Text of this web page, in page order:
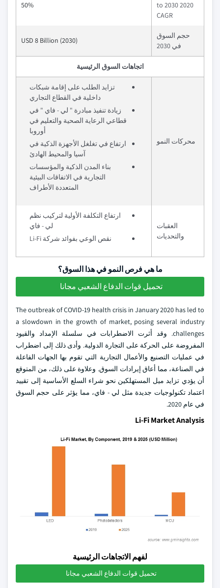
2020 to 2030
CAGR
50%
حجم السوق
في 2030
USD 8 Billion (2030)
اتجاهات السوق الرئيسية
محركات النمو
تزايد الطلب على إقامة شبكات
داخلية في القطاع التجاري
زيادة تنفيذ مبادرة " لي - فاي " في
قطاعي الرعاية الصحية والتعليم في
أوروبا
ارتفاع في تغلغل الأجهزة الذكية في
آسيا والمحيط الهادئ
بناء المدن الذكية والمؤسسات
التجارية في الاتفاقات البيئية
المتعددة الأطراف
العقبات
والتحديات
ارتفاع التكلفة الأولية لتركيب نظم
لي - فاي
نقص الوعي بفوائد شركة Li-Fi
ما هي فرص النمو في هذا السوق؟
تحميل قوات الدفاع الشعبي مجانا
The outbreak of COVID-19 health crisis in January 2020 has led to
a slowdown in the growth of market, posing several industry
challenges. وقد أثرت الاضطرابات في سلسلة الإمداد والقيود
المفروضة على الحركة على التجارة الدولية. وأدى ذلك إلى اضطراب
في عمليات التصنيع والأعمال التجارية التي تقوم بها الجهات الفاعلة
في الصناعة، مما أعاق إيرادات السوق. وعلاوة على ذلك، من المتوقع
أن يؤدي تزايد ميل المستهلكين نحو شراء السلع الأساسية إلى تقييد
اعتماد تكنولوجيات جديدة مثل لي - فاي، مما يؤثر على حجم السوق
في عام 2020.
Li-Fi Market Analysis
لفهم الاتجاهات الرئيسية
تحميل قوات الدفاع الشعبي مجانا